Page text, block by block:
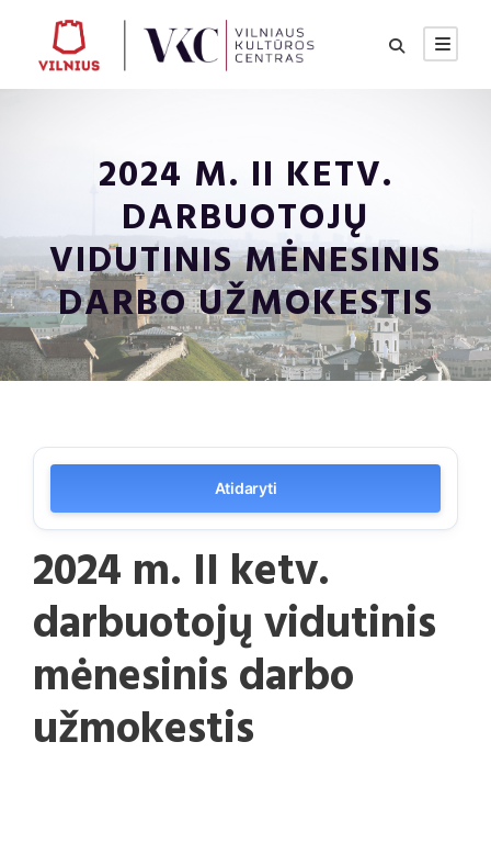
2024 M. II KETV.
DARBUOTOJŲ
VIDUTINIS MĖNESINIS
DARBO UŽMOKESTIS
Atidaryti
2024 m. II ketv.
darbuotojų vidutinis
mėnesinis darbo
užmokestis